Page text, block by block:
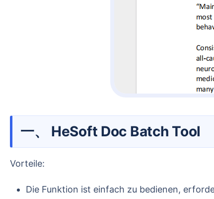
一、 HeSoft Doc Batch Tool
Vorteile:
Die Funktion ist einfach zu bedienen,